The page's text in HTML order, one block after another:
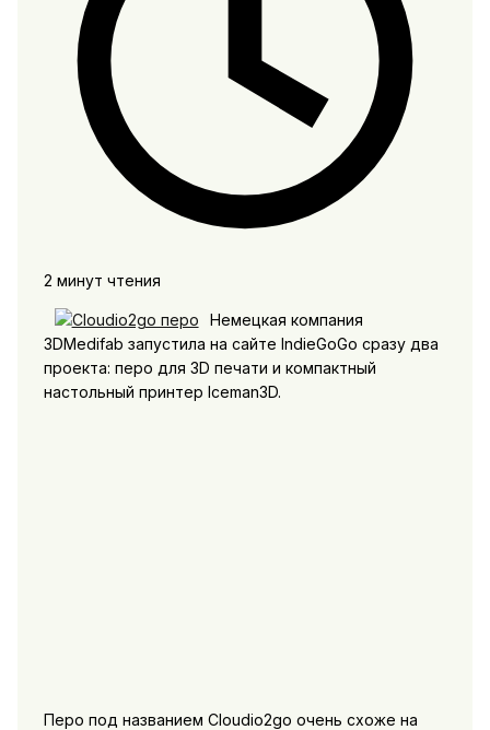
2 минут чтения
Немецкая компания
3DMedifab запустила на сайте IndieGoGo сразу два
проекта: перо для 3D печати и компактный
настольный принтер Iceman3D.
Перо под названием Cloudio2go очень схоже на